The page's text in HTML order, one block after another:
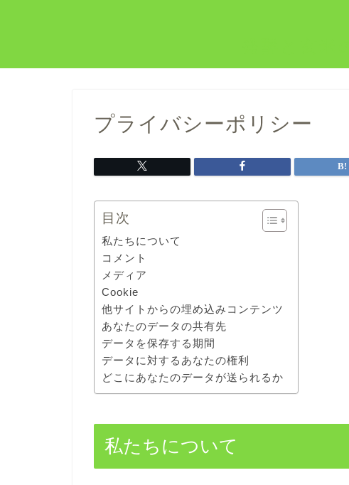
プライバシーポリシー
目次
私たちについて
コメント
メディア
Cookie
他サイトからの埋め込みコンテンツ
あなたのデータの共有先
データを保存する期間
データに対するあなたの権利
どこにあなたのデータが送られるか
私たちについて